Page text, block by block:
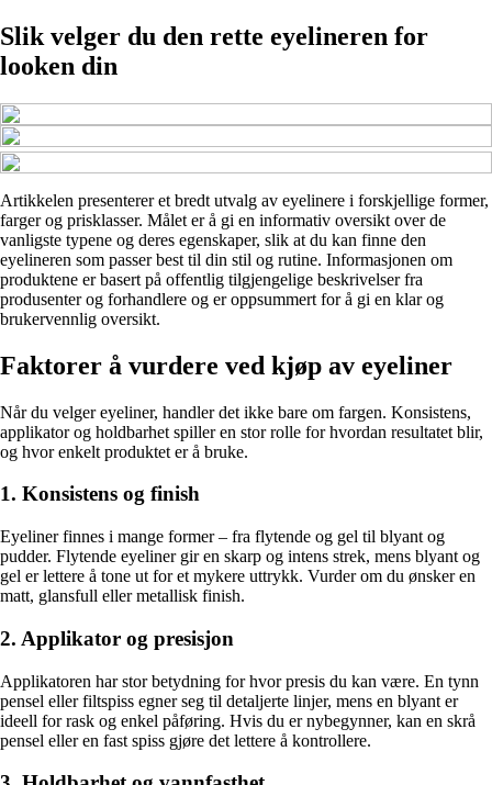
Slik velger du den rette eyelineren for
looken din
Artikkelen presenterer et bredt utvalg av eyelinere i forskjellige former,
farger og prisklasser. Målet er å gi en informativ oversikt over de
vanligste typene og deres egenskaper, slik at du kan finne den
eyelineren som passer best til din stil og rutine. Informasjonen om
produktene er basert på offentlig tilgjengelige beskrivelser fra
produsenter og forhandlere og er oppsummert for å gi en klar og
brukervennlig oversikt.
Faktorer å vurdere ved kjøp av eyeliner
Når du velger eyeliner, handler det ikke bare om fargen. Konsistens,
applikator og holdbarhet spiller en stor rolle for hvordan resultatet blir,
og hvor enkelt produktet er å bruke.
1. Konsistens og finish
Eyeliner finnes i mange former – fra flytende og gel til blyant og
pudder. Flytende eyeliner gir en skarp og intens strek, mens blyant og
gel er lettere å tone ut for et mykere uttrykk. Vurder om du ønsker en
matt, glansfull eller metallisk finish.
2. Applikator og presisjon
Applikatoren har stor betydning for hvor presis du kan være. En tynn
pensel eller filtspiss egner seg til detaljerte linjer, mens en blyant er
ideell for rask og enkel påføring. Hvis du er nybegynner, kan en skrå
pensel eller en fast spiss gjøre det lettere å kontrollere.